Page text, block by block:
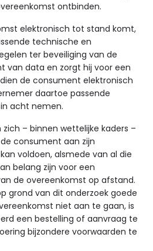
ontbinden.
elektronisch tot stand komt,
technische en
ter beveiliging van de
van data en zorgt hij voor een
de consument elektronisch
daartoe passende
acht nemen.
– binnen wettelijke kaders –
consument aan zijn
voldoen, alsmede van al die
belang zijn voor een
de overeenkomst op afstand.
grond van dit onderzoek goede
niet aan te gaan, is
een bestelling of aanvraag te
bijzondere voorwaarden te